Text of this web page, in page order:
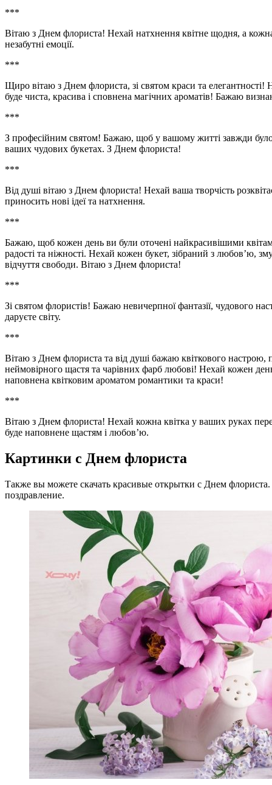
***
Вітаю з Днем флориста! Нехай натхнення квітне щодня, а
незабутні емоції.
***
Щиро вітаю з Днем флориста, зі святом краси та
буде чиста, красива і сповнена магічних ароматів! Бажаю
***
З професійним святом! Бажаю, щоб у вашому житті завжди було
ваших чудових букетах. З Днем флориста!
***
Від душі вітаю з Днем флориста! Нехай ваша творчість
приносить нові ідеї та натхнення.
***
Бажаю, щоб кожен день ви були оточені найкрасивішими
радості та ніжності. Нехай кожен букет, зібраний з любов’ю,
відчуття свободи. Вітаю з Днем флориста!
***
Зі святом флористів! Бажаю невичерпної фантазії, чудового
даруєте світу.
***
Вітаю з Днем флориста та від душі бажаю квіткового
неймовірного щастя та чарівних фарб любові! Нехай кожен
наповнена квітковим ароматом романтики та краси!
***
Вітаю з Днем флориста! Нехай кожна квітка у ваших руках
буде наповнене щастям і любов’ю.
Картинки с Днем флориста
Также вы можете скачать красивые открытки с Днем
поздравление.